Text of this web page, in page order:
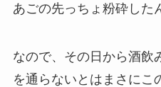
あごの先っちょ粉砕した
なので、その日から酒飲
を通らないとはまさにこ